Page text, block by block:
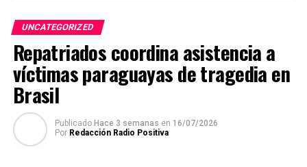
UNCATEGORIZED
Repatriados coordina asistencia a
víctimas paraguayas de tragedia en
Brasil
Publicado Hace 3 semanas en 16/07/2026
Por Redacción Radio Positiva